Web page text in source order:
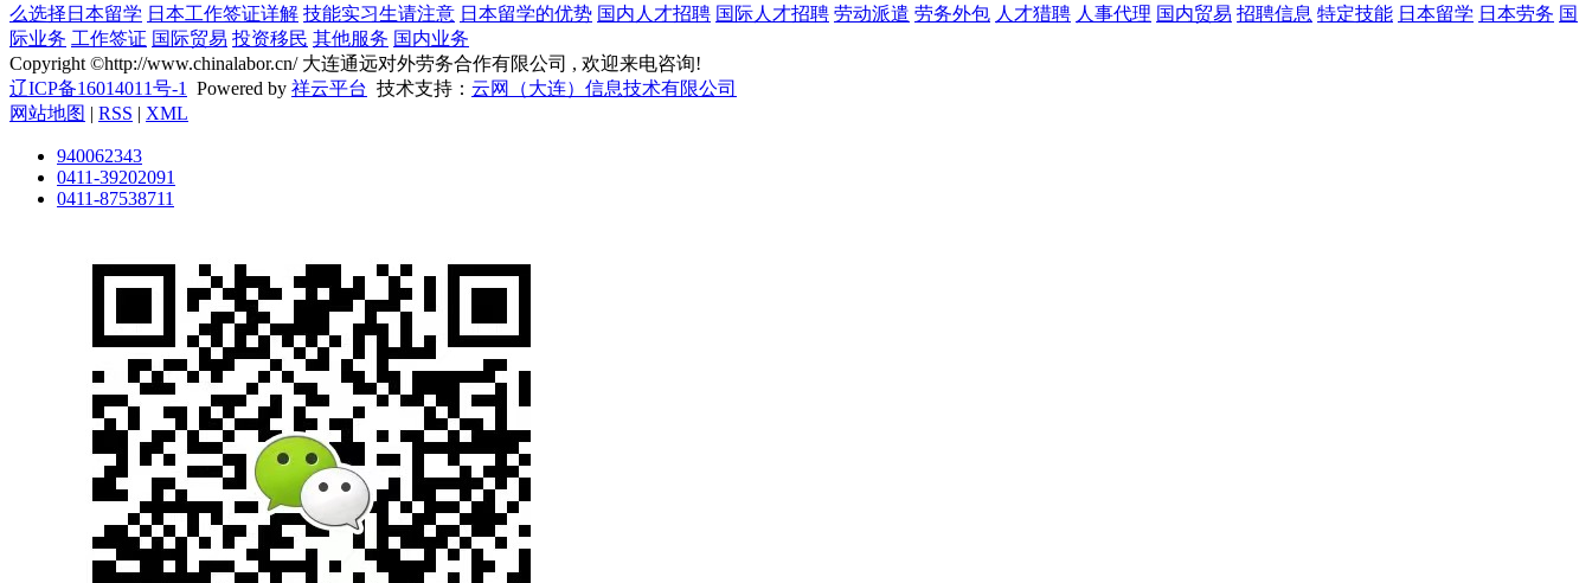
么选择日本留学 日本工作签证详解 技能实习生请注意 日本留学的优势 国内人才招聘 国际人才招聘 劳动派遣 劳务外包 人才猎聘 人事代理 国内贸易 招聘信息 特定技能 日本留学 日本劳务 国
际业务 工作签证 国际贸易 投资移民 其他服务 国内业务
Copyright ©http://www.chinalabor.cn/ 大连通远对外劳务合作有限公司 , 欢迎来电咨询!
辽ICP备16014011号-1
Powered by 祥云平台 技术支持： 云网（大连）信息技术有限公司
网站地图 | RSS | XML
940062343
0411-39202091
0411-87538711